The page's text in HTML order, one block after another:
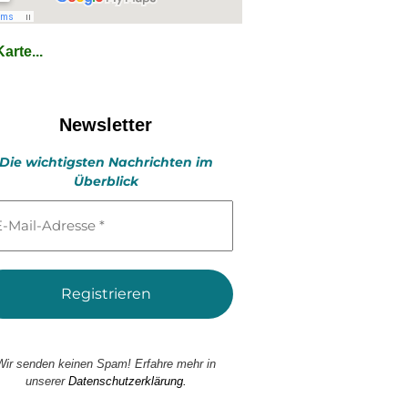
Newsletter
Die wichtigsten Nachrichten im
Überblick
senden keinen Spam! Erfahre mehr in
unserer Datenschutzerklärung.